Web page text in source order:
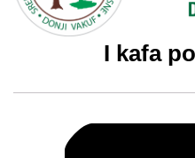
I kafa